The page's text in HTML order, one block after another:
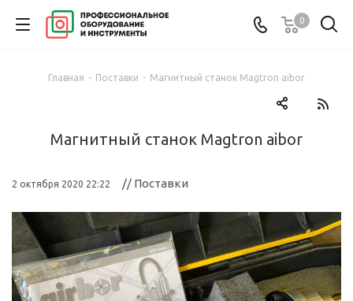
0
Главная - Поставки - Магнитный станок Magtron aibor
Магнитный станок Magtron aibor
2 октября 2020 22:22 // Поставки